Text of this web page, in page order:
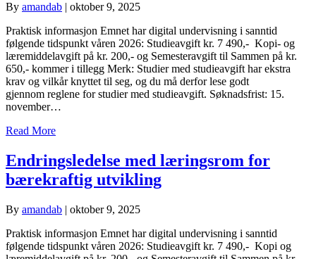
By amandab | oktober 9, 2025
Praktisk informasjon Emnet har digital undervisning i sanntid
følgende tidspunkt våren 2026: Studieavgift kr. 7 490,- Kopi- og
læremiddelavgift på kr. 200,- og Semesteravgift til Sammen på kr.
650,- kommer i tillegg Merk: Studier med studieavgift har ekstra
krav og vilkår knyttet til seg, og du må derfor lese godt
gjennom reglene for studier med studieavgift. Søknadsfrist: 15.
november…
Read More
Endringsledelse med læringsrom for
bærekraftig utvikling
By amandab | oktober 9, 2025
Praktisk informasjon Emnet har digital undervisning i sanntid
følgende tidspunkt våren 2026: Studieavgift kr. 7 490,- Kopi og